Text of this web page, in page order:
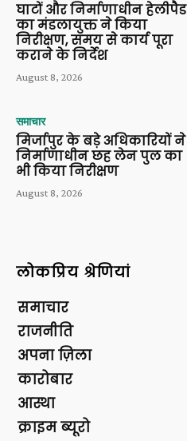
घाटों और निर्माणाधीन हेलीपैड
का मंडलायुक्त ने किया
निरीक्षण, समय से कार्य पूरा
कराने के निर्देश
August 8, 2026
समाचार
मिर्जापुर के बड़े अधिकारियों ने
निर्माणाधीन छह लेन पुल का
भी किया निरीक्षण
August 8, 2026
लोकप्रिय श्रेणियां
समाचार
राजनीति
अपना ज़िला
कारोबार
आस्था
क्राइम ब्यूरो